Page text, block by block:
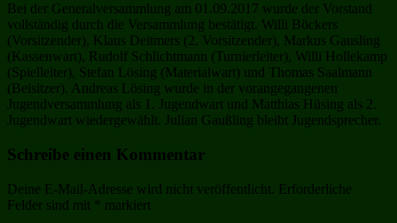
Bei der Generalversammlung am 01.09.2017 wurde der Vorstand
vollständig durch die Versammlung bestätigt. Willi Böckers
(Vorsitzender), Klaus Deitmers (2. Vorsitzender), Markus Gausling
(Kassenwart), Rudolf Schlichtmann (Turnierleiter), Willi Hollekamp
(Spielleiter), Stefan Lösing (Materialwart) und Thomas Saalmann
(Beisitzer). Andreas Lösing wurde in der vorangegangenen
Jugendversammlung als 1. Jugendwart und Matthias Hüsing als 2.
Jugendwart wiedergewählt. Julian Gaußling bleibt Jugendsprecher.
Schreibe einen Kommentar
Deine E-Mail-Adresse wird nicht veröffentlicht. Erforderliche
Felder sind mit * markiert